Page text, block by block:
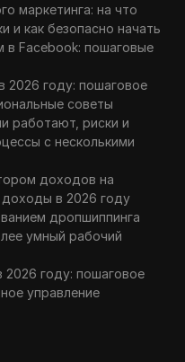
маркетинга: на что
и как безопасно начать
Facebook: пошаговые
2026 году: пошаговое
советы
работают, риски и
с несколькими
доходов на
доходы в 2026 году
дропшиппинга
умный рабочий
2026 году: пошаговое
управление